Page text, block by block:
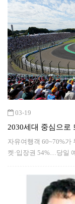
03-19
2030세대 중심으로
자유여행객 60~70%가
켓·입장권 54%…당일